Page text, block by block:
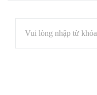
Vui lòng nhập từ